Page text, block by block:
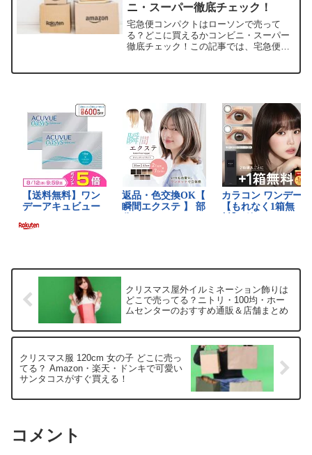
ニ・スーパー徹底チェック！
宅急便コンパクトはローソンで売って
る？どこに買えるかコンビニ・スーパー
徹底チェック！この記事では、宅急便コ
クリスマス屋外イルミネーション飾りは
どこで売ってる？ニトリ・100均・ホー
ムセンターのおすすめ通販＆店舗まとめ
クリスマス服 120cm 女の子 どこに売っ
てる？ Amazon・楽天・ドンキで可愛い
サンタコスがすぐ買える！
コメント